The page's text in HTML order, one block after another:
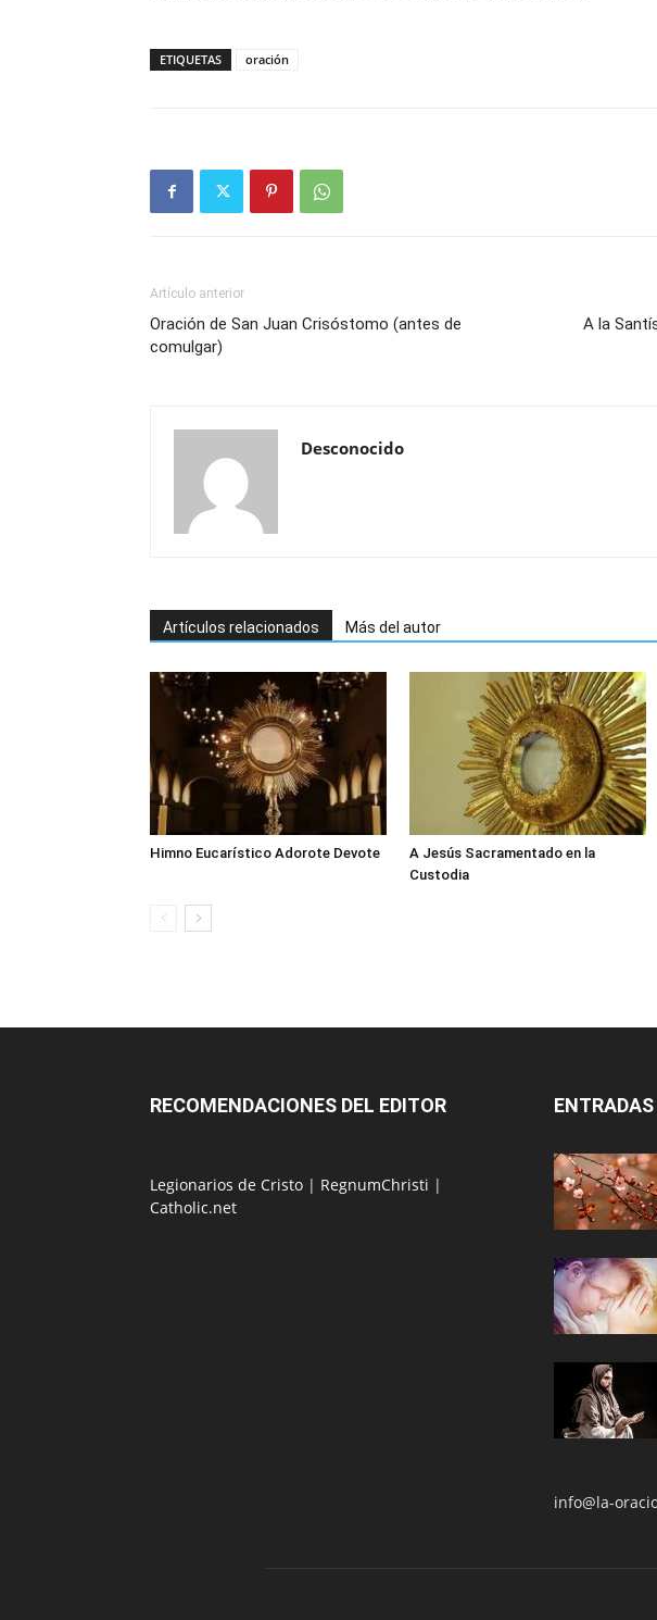
ETIQUETAS oración
Artículo anterior
Oración de San Juan Crisóstomo (antes de
comulgar)
A la
Desconocido
Artículos relacionados Más del autor
Himno Eucarístico Adorote Devote
A Jesús Sacramentado en la
Custodia
RECOMENDACIONES DEL EDITOR
Legionarios de Cristo | RegnumChristi |
Catholic.net
info@la-